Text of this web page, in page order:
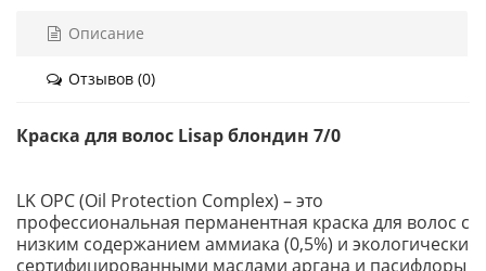
Описание
Отзывов (0)
Краска для волос Lisap блондин 7/0
LK OPC (Oil Protection Complex) – это
профессиональная перманентная краска для волос с
низким содержанием аммиака (0,5%) и экологически
сертифицированными маслами аргана и пасифлоры